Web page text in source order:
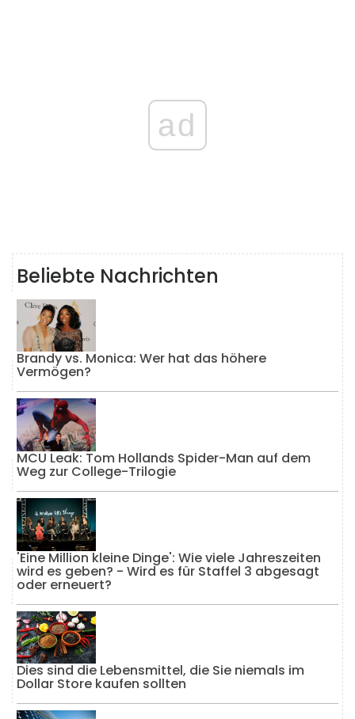
ad
Beliebte Nachrichten
Brandy vs. Monica: Wer hat das höhere
Vermögen?
MCU Leak: Tom Hollands Spider-Man auf dem
Weg zur College-Trilogie
'Eine Million kleine Dinge': Wie viele Jahreszeiten
wird es geben? - Wird es für Staffel 3 abgesagt
oder erneuert?
Dies sind die Lebensmittel, die Sie niemals im
Dollar Store kaufen sollten